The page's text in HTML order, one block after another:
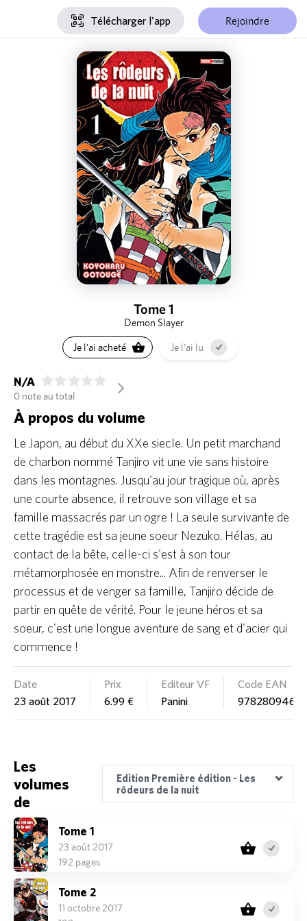
Télécharger l'app Rejoindre
Tome 1
Demon Slayer
Je l'ai acheté Je l'ai lu
N/A
0 note au total
arrow_forward_ios
À propos du volume
Le Japon, au début du XXe siecle. Un petit marchand
de charbon nommé Tanjiro vit une vie sans histoire
dans les montagnes. Jusqu'au jour tragique où, après
une courte absence, il retrouve son village et sa
famille massacrés par un ogre ! La seule survivante de
cette tragédie est sa jeune soeur Nezuko. Hélas, au
contact de la bête, celle-ci s'est à son tour
métamorphosée en monstre... Afin de renverser le
processus et de venger sa famille, Tanjiro décide de
partir en quête de vérité. Pour le jeune héros et sa
soeur, c'est une longue aventure de sang et d'acier qui
commence !
Date
23 août 2017
Prix
6.99 €
Editeur VF
Panini
Code EAN
Les
volumes
de
Edition Première édition - Les
rôdeurs de la nuit
Tome 1
23 août 2017
192 pages
Tome 2
11 octobre 2017